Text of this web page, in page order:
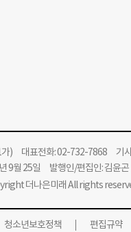
가) 대표전화: 02-732-7868 기
9월 25일 발행인/편집인: 김윤
더나은미래 All rights
청소년보호정책 편집규약